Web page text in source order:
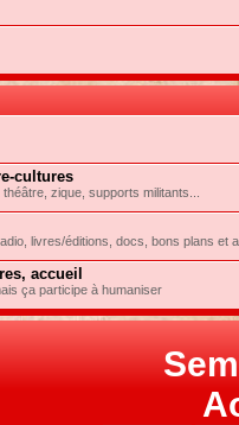
cultures
zique, supports militants...
livres/éditions, docs, bons plans et
accueil
ça participe à humaniser